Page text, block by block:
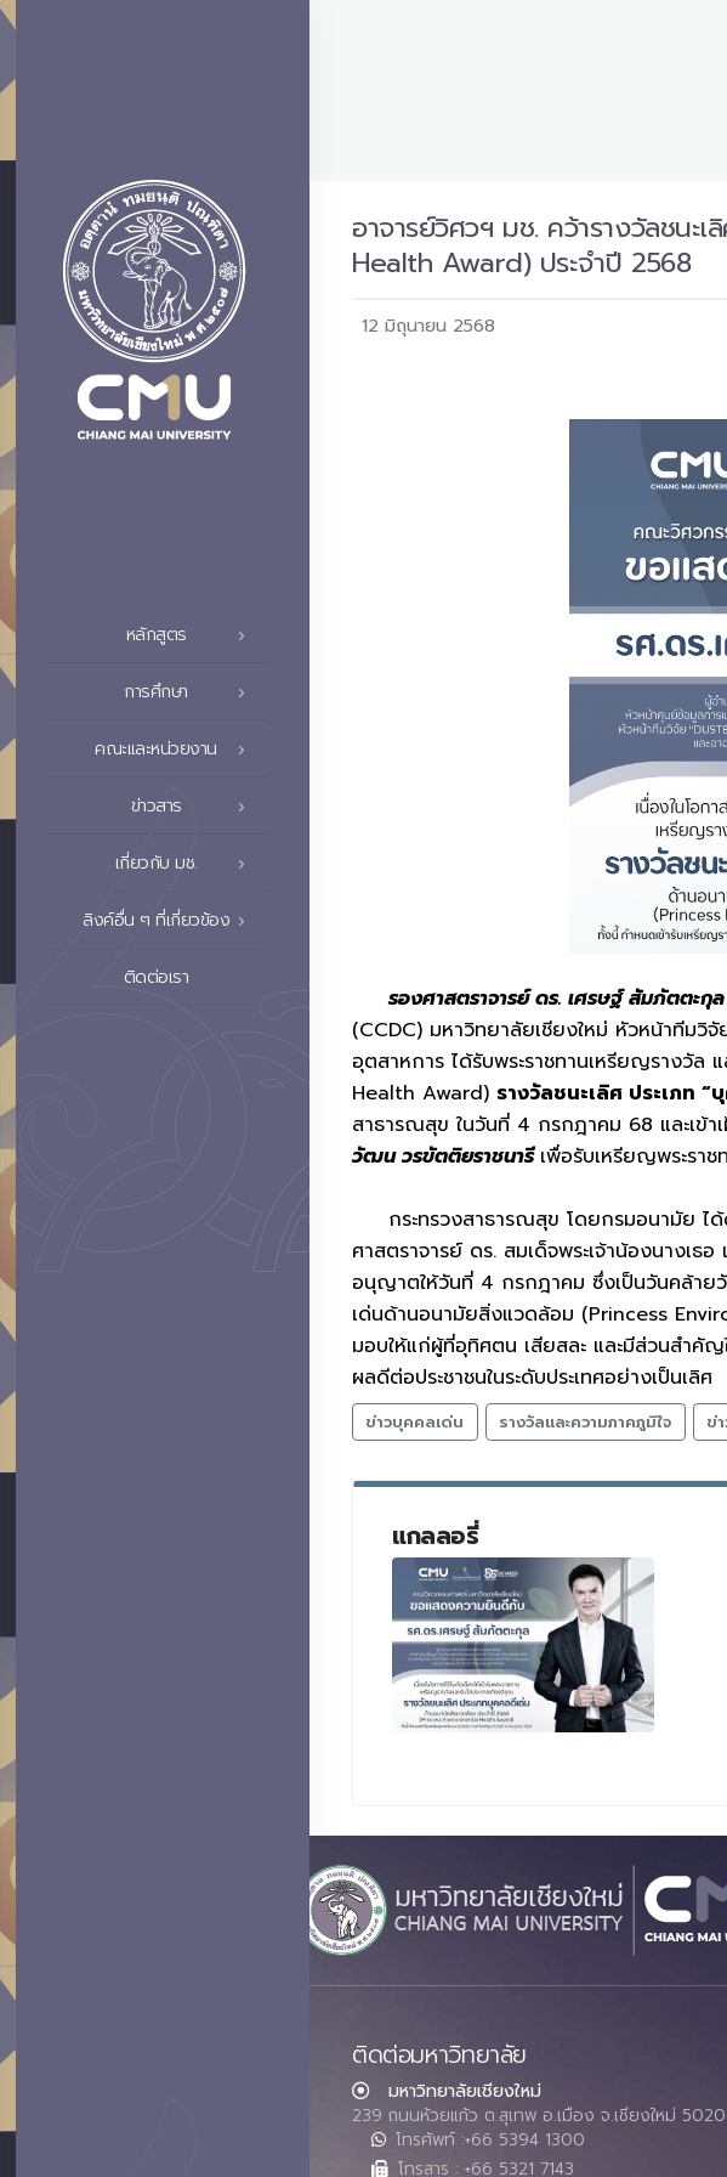
หลักสูตร
การศึกษา
คณะและหน่วยงาน
ข่าวสาร
เกี่ยวกับ มช.
ลิงค์อื่น ๆ ที่เกี่ยวข้อง
ติดต่อเรา
อาจารย์วิศวฯ มช. คว้ารางวัลชน
Health Award) ประจำปี 2568
12 มิถุนายน 2568
รองศาสตราจารย์ ดร. เศรษฐ์ สัมภัตตะกุล
(CCDC) มหาวิทยาลัยเชียงใหม่ หัวหน้าทีมวิ
อุตสาหการ ได้รับพระราชทานเหรียญรางวั
Health Award) รางวัลชนะเลิศ ประเภท
สาธารณสุข ในวันที่ 4 กรกฎาคม 68 และเข้าเ
วัฒน วรขัตติยราชนารี เพื่อรับเหรียญพระราช
กระทรวงสาธารณสุข โดยกรมอนามัย ได้
ศาสตราจารย์ ดร. สมเด็จพระเจ้าน้องนางเ
อนุญาตให้วันที่ 4 กรกฎาคม ซึ่งเป็นวันคล้าย
เด่นด้านอนามัยสิ่งแวดล้อม (Princess
มอบให้แก่ผู้ที่อุทิศตน เสียสละ และมีส่วนสำคั
ผลดีต่อประชาชนในระดับประเทศอย่างเป็นเลิศ
ข่าวบุคคลเด่น รางวัลและความภาคภูมิใจ ข่
แกลลอรี่
ติดต่อมหาวิทยาลัย
มหาวิทยาลัยเชียงใหม่
239 ถนนห้วยแก้ว ต.สุเทพ อ.เมือง จ.เชียงใหม่
โทรศัพท์ :+66 5394 1300
โทรสาร : +66 5321 7143